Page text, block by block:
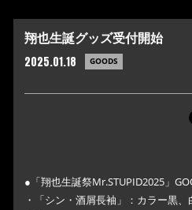
翔也生誕グッズ受付開始
2025.01.18 GOODS
●「翔也生誕祭Mr.STUPID2025」
・「シン・酒屑長袖」：カラー黒